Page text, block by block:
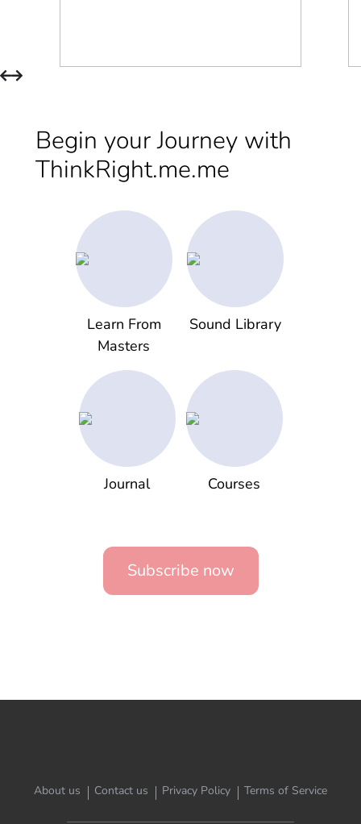
Begin your Journey with
ThinkRight.me.me
Learn From
Masters
Sound Library
Journal Courses
Subscribe now
About us Contact us Privacy Policy Terms of Service